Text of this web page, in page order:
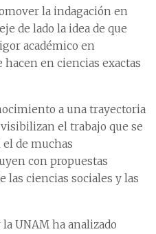
la indagación en
de lado la idea de que
académico en
en ciencias exactas
a una trayectoria
el trabajo que se
el de muchas
con propuestas
las ciencias sociales y las
UNAM ha analizado